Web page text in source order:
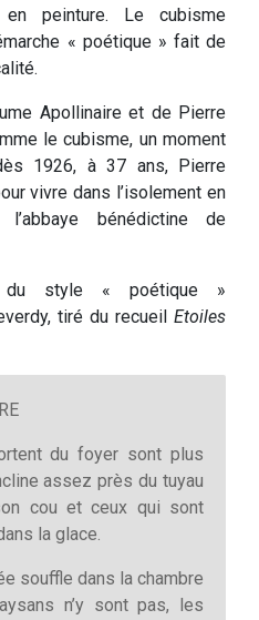
peinture. Le cubisme
« poétique » fait de
Apollinaire et de Pierre
le cubisme, un moment
1926, à 37 ans, Pierre
vivre dans l’isolement en
bénédictine de
du style « poétique »
tiré du recueil Etoiles
du foyer sont plus
assez près du tuyau
cou et ceux qui sont
la glace.
souffle dans la chambre
n’y sont pas, les